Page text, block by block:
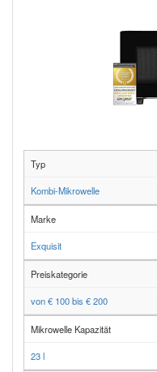
Typ
Kombi-Mikrowelle
Marke
Exquisit
Preiskategorie
von € 100 bis € 200
Mikrowelle Kapazität
23 l